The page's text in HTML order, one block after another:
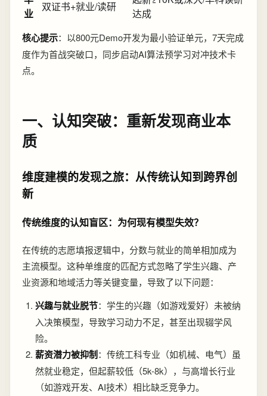
业
双证书+就业/读研
达成
核心提示：以800元Demo开发为最小验证单元，7天完成
度作为首战突破口，同步启动AI算法预学习对冲技术卡
点。
一、认知突破：重新发现商业本
质
维度建模的发现之旅：从传统认知到跨界创
新
传统维度的认知盲区：为何现有模型失效？
在传统的志愿填报逻辑中，分数与就业的简单相加成为
主流模型。这种单维度的匹配方式忽略了学生兴趣、产
业资源和地域活力等关键变量，导致了以下问题：
兴趣与就业脱节：学生的兴趣（如游戏爱好）未被纳
入决策模型，导致学习动力不足，甚至出现辍学风
险。
薪资潜力被抑制：传统工科专业（如机械、电气）虽
然就业稳定，但起薪较低（5k-8k），与高增长行业
（如游戏开发、AI技术）相比缺乏竞争力。